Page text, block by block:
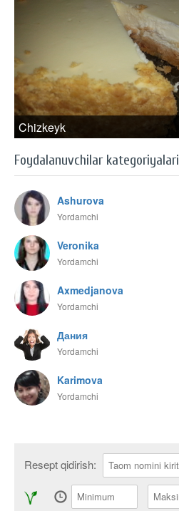
Chizkeyk
Foydalanuvchilar kategoriyalari
Ashurova
Yordamchi
Veronika
Yordamchi
Axmedjanova
Yordamchi
Дания
Yordamchi
Karimova
Yordamchi
Resept qidirish: